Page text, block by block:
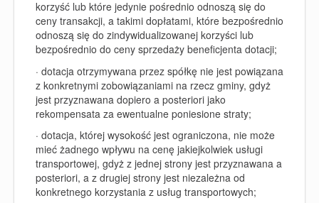
korzyść lub które jedynie pośrednio odnoszą się do
ceny transakcji, a takimi dopłatami, które bezpośrednio
odnoszą się do zindywidualizowanej korzyści lub
bezpośrednio do ceny sprzedaży beneficjenta dotacji;
· dotacja otrzymywana przez spółkę nie jest powiązana
z konkretnymi zobowiązaniami na rzecz gminy, gdyż
jest przyznawana dopiero a posteriori jako
rekompensata za ewentualne poniesione straty;
· dotacja, której wysokość jest ograniczona, nie może
mieć żadnego wpływu na cenę jakiejkolwiek usługi
transportowej, gdyż z jednej strony jest przyznawana a
posteriori, a z drugiej strony jest niezależna od
konkretnego korzystania z usług transportowych;